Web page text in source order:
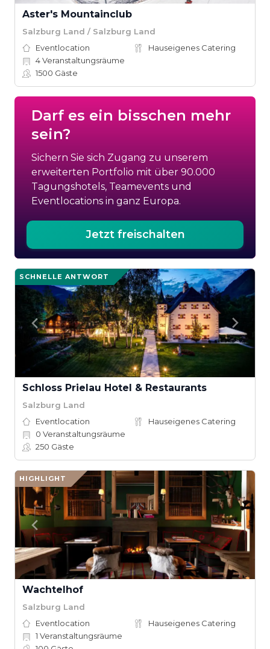
Aster's Mountainclub
Salzburg Land / Salzburg Land
Eventlocation
Hauseigenes Catering
4Veranstaltungsräume
1500 Gäste
Darf es ein bisschen mehr
sein?
Sichern Sie sich Zugang zu unserem
erweiterten Portfolio mit über 90.000
Tagungshotels, Teamevents und
Eventlocations in ganz Europa.
Jetzt freischalten
SCHNELLE ANTWORT
Schloss Prielau Hotel & Restaurants
Salzburg Land
Eventlocation
Hauseigenes Catering
0 Veranstaltungsräume
250 Gäste
HIGHLIGHT
Wachtelhof
Salzburg Land
Eventlocation
Hauseigenes Catering
1 Veranstaltungsräume